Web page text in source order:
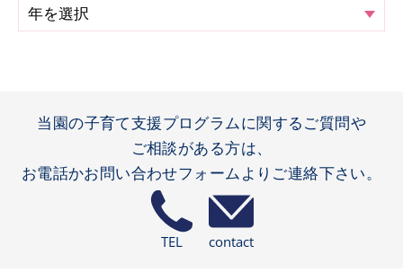
当園の子育て支援プログラムに関するご質問や
ご相談がある方は、
お電話かお問い合わせフォームよりご連絡下さい。
TEL contact